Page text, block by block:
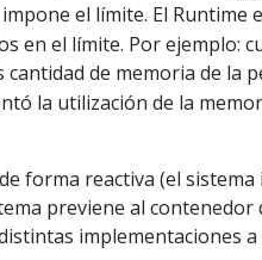
el límite. El Runtime
en el límite. Por ejemplo:
de memoria de la
la utilización de la
forma reactiva (el
previene al contenedor
implementaciones a